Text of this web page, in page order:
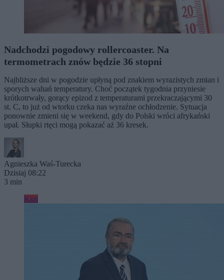
Nadchodzi pogodowy rollercoaster. Na
termometrach znów będzie 36 stopni
Najbliższe dni w pogodzie upłyną pod znakiem wyrazistych zmian i
sporych wahań temperatury. Choć początek tygodnia przyniesie
krótkotrwały, gorący epizod z temperaturami przekraczającymi 30
st. C, to już od wtorku czeka nas wyraźne ochłodzenie. Sytuacja
ponownie zmieni się w weekend, gdy do Polski wróci afrykański
upał. Słupki rtęci mogą pokazać aż 36 kresek.
Agnieszka Waś-Turecka
Dzisiaj 08:22
3 min
Kraj